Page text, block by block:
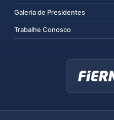
Galeria de Presidentes
Trabalhe Conosco